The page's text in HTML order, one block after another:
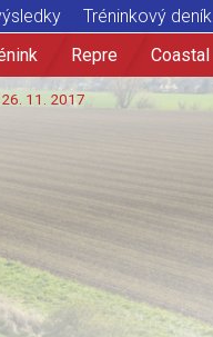
Tréninkový deník
Repre Coastal